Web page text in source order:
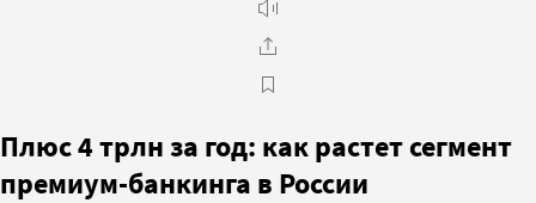
Плюс 4 трлн за год: как растет сегмент
премиум-банкинга в России